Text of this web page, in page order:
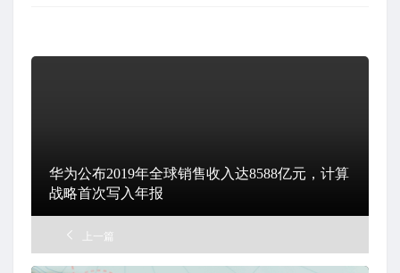
华为公布2019年全球销售收入达8588亿元，计算
战略首次写入年报
上一篇